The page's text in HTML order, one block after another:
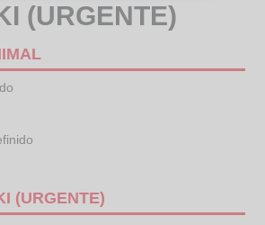
(URGENTE)
(URGENTE)